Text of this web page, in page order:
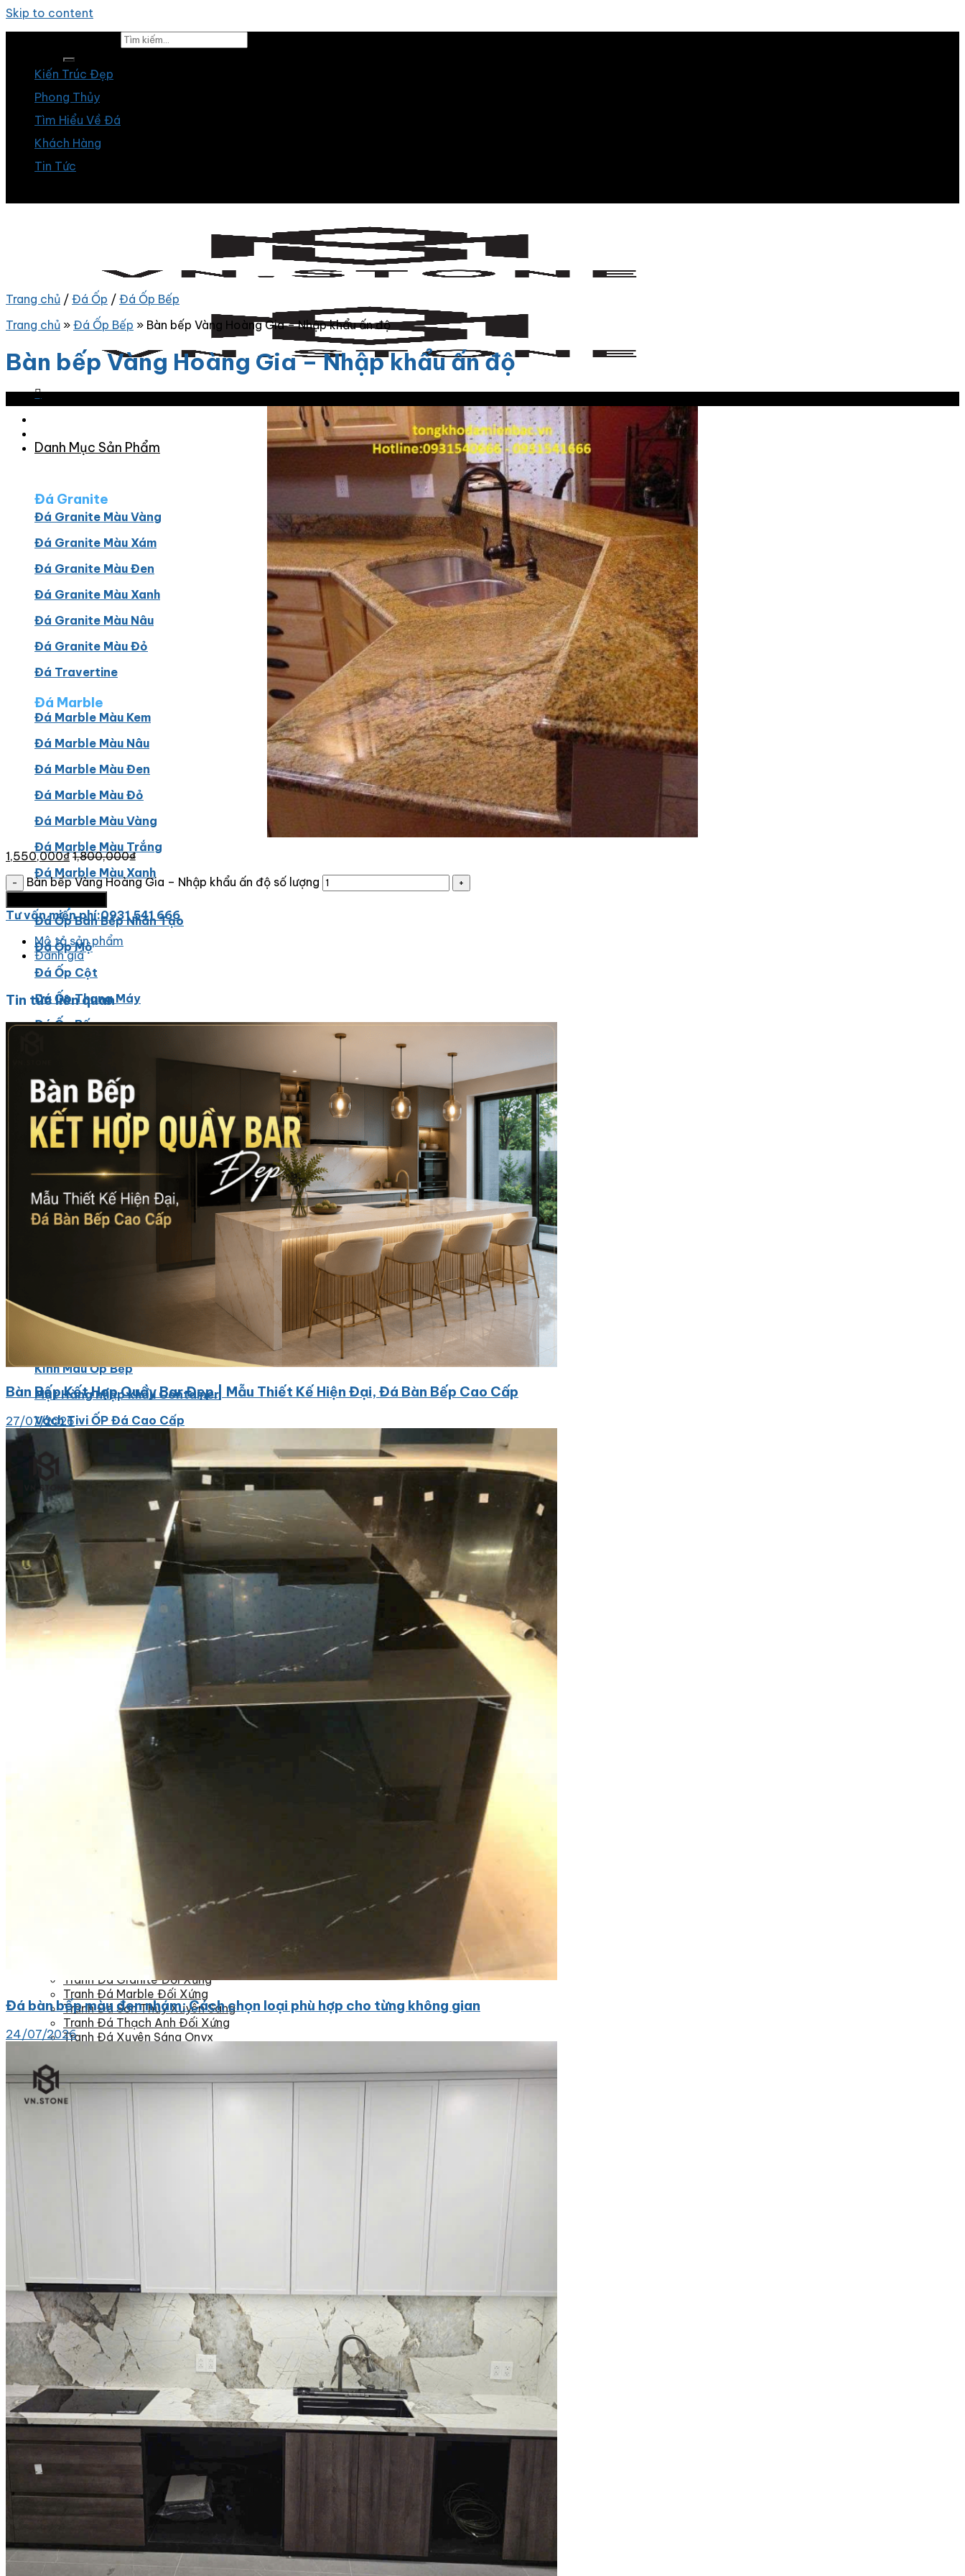
Skip to content
Kiến Trúc Đẹp
Phong Thủy
Tìm Hiểu Về Đá
Khách Hàng
Tin Tức
Danh Mục Sản Phẩm
Đá Granite
Đá Granite Màu Vàng
Đá Granite Màu Xám
Đá Granite Màu Đen
Đá Granite Màu Xanh
Đá Granite Màu Nâu
Đá Granite Màu Đỏ
Đá Travertine
Đá Marble
Đá Marble Màu Kem
Đá Marble Màu Nâu
Đá Marble Màu Đen
Đá Marble Màu Đỏ
Đá Marble Màu Vàng
Đá Marble Màu Trắng
Đá Marble Màu Xanh
Đá Ốp
Đá Ốp Bàn Bếp Nhân Tạo​
Đá Ốp Mộ
Đá Ốp Cột
Đá Ốp Thang Máy
Đá Ốp Bếp
Tranh đá
Tranh Đá Marble Đối Xứng
Tranh Đá Thạch Anh Đối Xứng
Tranh Đá Sơn Thủy Xuyên Sáng
Tranh Đá Granite Đối Xứng
Tranh Đá Xuyên Sáng Onyx
Đá Nội Thất
Đá Ốp Bếp Tự Nhiên
Các Loại Đá Khác
Kính Màu Ốp Bếp
Mặt Hàng nhập khẩu Container
Vách Tivi ỐP Đá Cao Cấp
Đá Mosaic
Đá Limestone
Đá Onyx
Hoa Văn Đá
Đá Ốp Mặt Tiền
Đá Quartz Alpilus
Đá Alpilus Brazil
Đá tự nhiên
Đá Bàn Bếp Cao Cấp
Đá Ốp Mặt Tiền
Đá Ốp Thang Máy
Đá Ốp Bàn Bếp Nhân Tạo
Đá Ốp Bếp Tự Nhiên
Tranh Đá Granite Đối Xứng
Tranh Đá Marble Đối Xứng
Tranh Đá Sơn Thủy Xuyên Sáng
Tranh Đá Thạch Anh Đối Xứng
Tranh Đá Xuyên Sáng Onyx
Đá Nhân Tạo
0
Giỏ hàng
Chưa có sản phẩm trong giỏ hàng.
Trang chủ / Đá Ốp / Đá Ốp Bếp
Trang chủ » Đá Ốp Bếp » Bàn bếp Vàng Hoàng Gia – Nhập khẩu ấn độ
Bàn bếp Vàng Hoàng Gia – Nhập khẩu ấn độ
Giảm giá!
1,550,000₫ 1,800,000₫
Bàn bếp Vàng Hoàng Gia – Nhập khẩu ấn độ số lượng
Tư vấn miến phí:0931 541 666
Mô tả sản phẩm
Đánh giá
Tin tức liên quan
Bàn Bếp Kết Hợp Quầy Bar Đẹp | Mẫu Thiết Kế Hiện Đại, Đá Bàn Bếp Cao Cấp
27/07/2026
Đá bàn bếp màu đen nhám: Cách chọn loại phù hợp cho từng không gian
24/07/2026